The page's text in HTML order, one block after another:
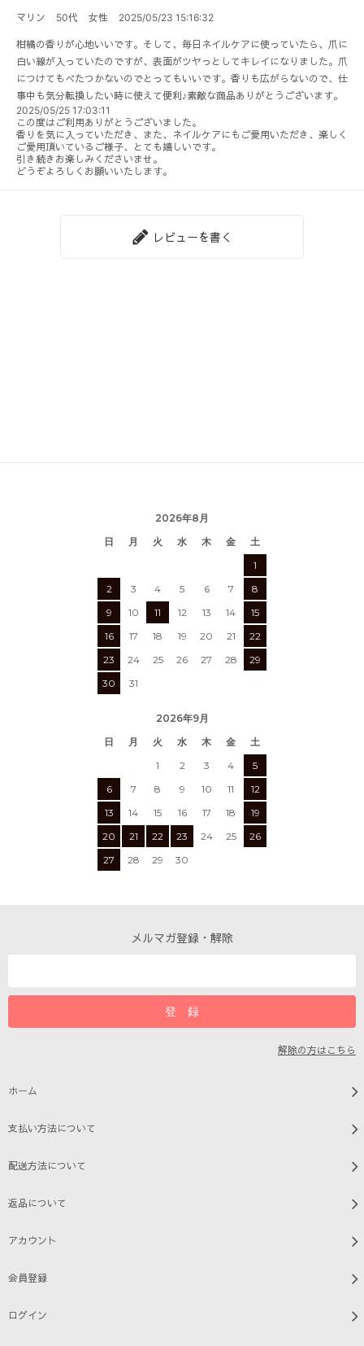
マリン
50代 女性 2025/05/23 15:16:32
柑橘の香りが心地いいです。そして、毎日ネイルケアに使っていたら、爪に
白い線が入っていたのですが、表面がツヤっとしてキレイになりました。爪
につけてもべたつかないのでとってもいいです。香りも広がらないので、仕
事中も気分転換したい時に使えて便利♪素敵な商品ありがとうございます。
2025/05/25 17:03:11
この度はご利用ありがとうございました。
香りを気に入っていただき、また、ネイルケアにもご愛用いただき、楽しく
ご愛用頂いているご様子、とても嬉しいです。
引き続きお楽しみくださいませ。
どうぞよろしくお願いいたします。
レビューを書く
2026年8月
日
月 火 水 木 金
土
1
2
3 4 5 6 7
8
9
10 11 12 13 14
15
16
17 18 19 20 21
22
23
24 25 26 27 28
29
30
31
2026年9月
日
月 火 水 木 金
土
1
2 3 4
5
6
7 8 9 10 11
12
13
14 15 16 17 18
19
20
21 22 23 24 25
26
27
28 29 30
メルマガ登録・解除
解除の方はこちら
ホーム
支払い方法について
配送方法について
返品について
アカウント
会員登録
ログイン